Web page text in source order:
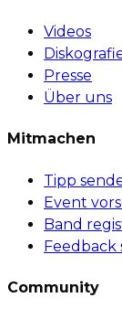
Videos
Presse
Über uns
Mitmachen
Tipp
Event
Band
Feedback
Community